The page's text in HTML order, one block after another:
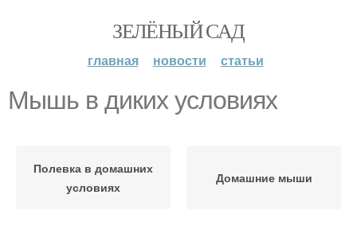
ЗЕЛЁНЫЙ САД
главная новости статьи
Мышь в диких условиях
Полевка в домашних
условиях
Домашние мыши